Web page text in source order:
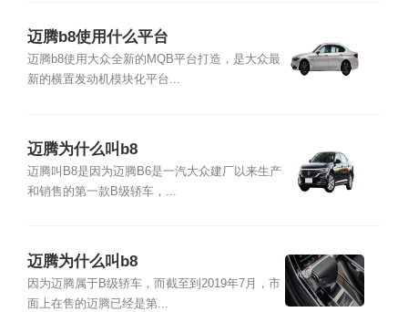
迈腾b8使用什么平台
迈腾b8使用大众全新的MQB平台打造，是大众最
新的横置发动机模块化平台...
迈腾为什么叫b8
迈腾叫B8是因为迈腾B6是一汽大众建厂以来生产
和销售的第一款B级轿车，...
迈腾为什么叫b8
因为迈腾属于B级轿车，而截至到2019年7月，市
面上在售的迈腾已经是第...